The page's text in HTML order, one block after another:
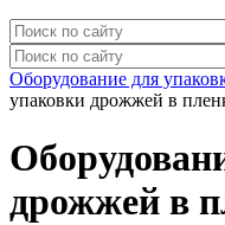
Оборудование для
упаковки дрожжей в
дрожжей в